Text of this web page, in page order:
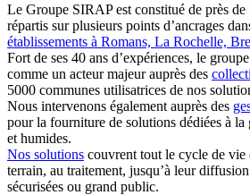
Le Groupe SIRAP est constitué de près de
répartis sur plusieurs points d’ancrages
établissements à Romans, La Rochelle,
Fort de ses 40 ans d’expériences, le
comme un acteur majeur auprès des
5000 communes utilisatrices de nos
Nous intervenons également auprès des
pour la fourniture de solutions dédiées à la
et humides.
Nos solutions couvrent tout le cycle de vie
terrain, au traitement, jusqu’à leur
sécurisées ou grand public.